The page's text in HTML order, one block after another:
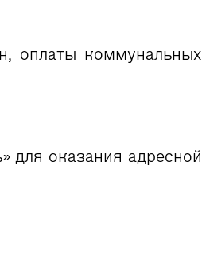
оплаты коммунальных
для оказания адресной